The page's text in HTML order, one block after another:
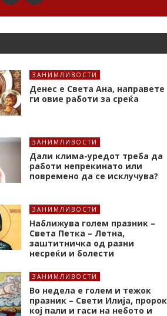
ЗАНИМЛИВОСТИ
Денес е Света Ана, направете
ги овие работи за среќа
ЗАНИМЛИВОСТИ
Дали клима-уредот треба да
работи непрекинато или
повремено да се исклучува?
ЗАНИМЛИВОСТИ
Наближува голем празник –
Света Петка – Летна,
заштитничка од разни
несреќи и болести
ЗАНИМЛИВОСТИ
Во недела е голем и тежок
празник – Свети Илија, пророк
кој пали и гаси на небото и